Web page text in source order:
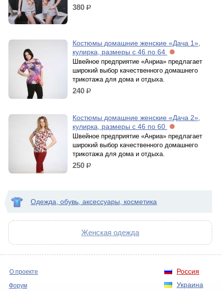
380 р.
Костюмы домашние женские «Дача 1»,
кулирка, размеры с 46 по 64
Швейное предприятие «Анриа» предлагает
широкий выбор качественного домашнего
трикотажа для дома и отдыха.
240 р.
Костюмы домашние женские «Дача 2»,
кулирка, размеры с 46 по 60
Швейное предприятие «Анриа» предлагает
широкий выбор качественного домашнего
трикотажа для дома и отдыха.
250 р.
Одежда, обувь, аксессуары, косметика
Женская одежда
Россия
Украина
О проекте
Форум